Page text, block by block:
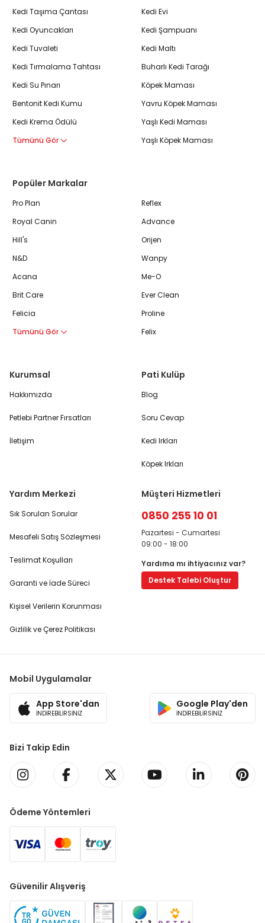
Kedi Taşıma Çantası
Kedi Oyuncakları
Kedi Tuvaleti
Kedi Tırmalama Tahtası
Kedi Su Pınarı
Bentonit Kedi Kumu
Kedi Krema Ödülü
Tümünü Gör
Kedi Evi
Kedi Şampuanı
Kedi Maltı
Buharlı Kedi Tarağı
Köpek Maması
Yavru Köpek Maması
Yaşlı Kedi Maması
Yaşlı Köpek Maması
Popüler Markalar
Pro Plan
Royal Canin
Hill's
N&D
Acana
Brit Care
Felicia
Tümünü Gör
Reflex
Advance
Orijen
Wanpy
Me-O
Ever Clean
Proline
Felix
Kurumsal
Hakkımızda
Petlebi Partner Fırsatları
İletişim
Pati Kulüp
Blog
Soru Cevap
Kedi Irkları
Köpek Irkları
Yardım Merkezi
Sık Sorulan Sorular
Mesafeli Satış Sözleşmesi
Teslimat Koşulları
Garanti ve İade Süreci
Kişisel Verilerin Korunması
Gizlilik ve Çerez Politikası
Müşteri Hizmetleri
0850 255 10 01
Pazartesi - Cumartesi
09:00 - 18:00
Yardıma mı ihtiyacınız var?
Destek Talebi Oluştur
Mobil Uygulamalar
App Store'dan
İNDİREBİLİRSİNİZ
Google Play'den
İNDİREBİLİRSİNİZ
Bizi Takip Edin
Ödeme Yöntemleri
Güvenilir Alışveriş